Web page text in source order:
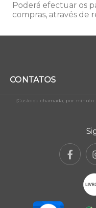
Poderá efectuar os
compras, através de
CONTATOS
(Custo da chamada, por minuto: